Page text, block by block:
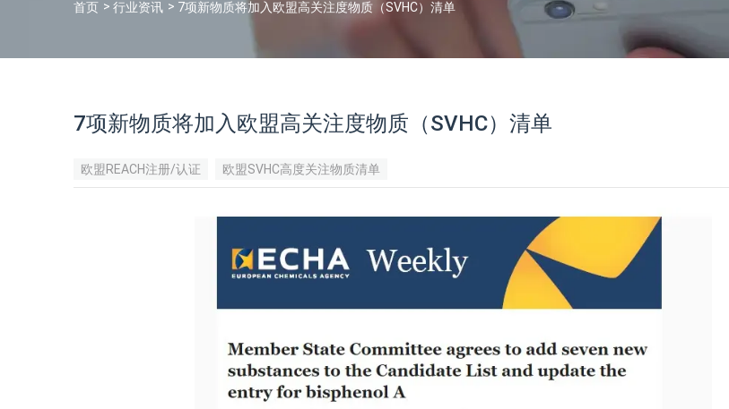
首页 行业资讯 7项新物质将加入欧盟高关注度物质（SVHC）清单
7项新物质将加入欧盟高关注度物质（SVHC）清单
欧盟REACH注册/认证 欧盟SVHC高度关注物质清单